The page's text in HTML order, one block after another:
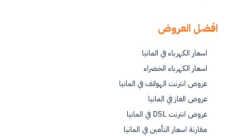
افضل العروض
اسعار الكهرباء في المانيا
اسعار الكهرباء الخضراء
عروض انترنت الهواتف في المانيا
عروض الغاز في المانيا
عروض انترنت DSL في المانيا
مقارنة اسعار التأمين في المانيا